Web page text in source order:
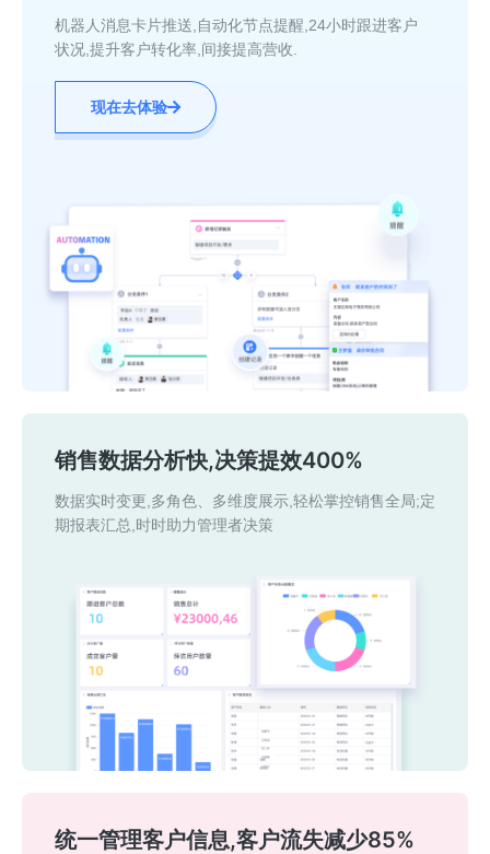
机器人消息卡片推送,自动化节点提醒,24小时跟进客户
状况,提升客户转化率,间接提高营收.
现在去体验
销售数据分析快,决策提效400%
数据实时变更,多角色、多维度展示,轻松掌控销售全局;定
期报表汇总,时时助力管理者决策
统一管理客户信息,客户流失减少85%